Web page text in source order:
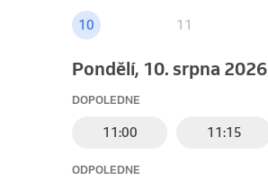
10 11
pondělí, 10. srpna 2026
DOPOLEDNE
11:00 11:15
ODPOLEDNE